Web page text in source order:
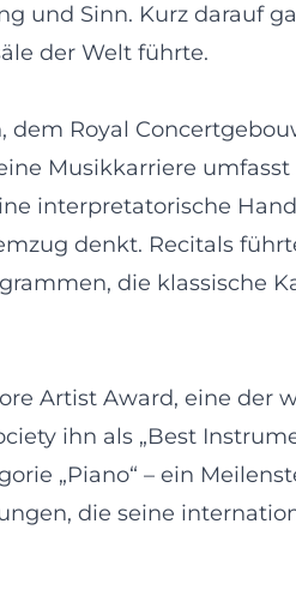
und Sinn. Kurz darauf
der Welt führte.
Royal
Musikkarriere
interpretatorische
denkt. Recitals
die klassische
Artist Award, eine der
ihn als „Best
„Piano“ – ein
die seine